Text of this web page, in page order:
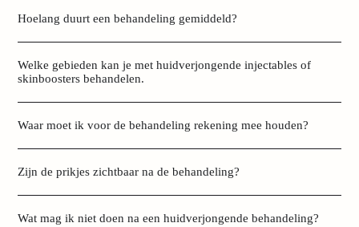
Hoelang duurt een behandeling gemiddeld?
Welke gebieden kan je met huidverjongende injectables of
skinboosters behandelen.
Waar moet ik voor de behandeling rekening mee houden?
Zijn de prikjes zichtbaar na de behandeling?
Wat mag ik niet doen na een huidverjongende behandeling?